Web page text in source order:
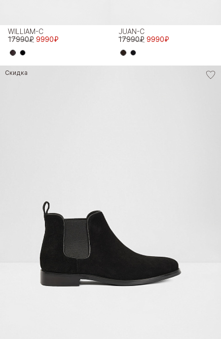
WILLIAM-C
17990₽ 9990₽
JUAN-C
17990₽ 9990₽
Скидка